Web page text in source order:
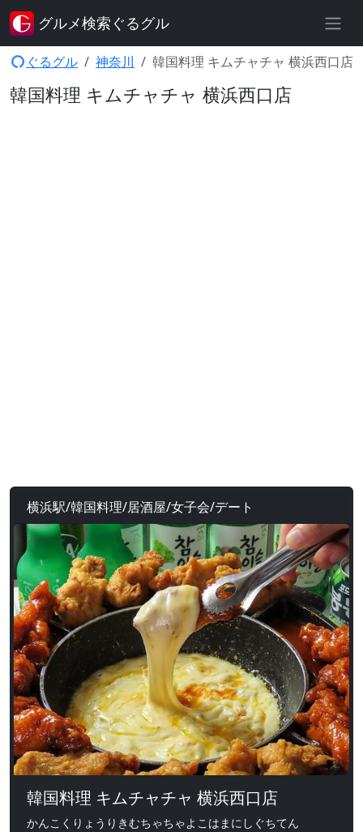
ぐるグル 神奈川 韓国料理 キムチャチャ 横浜西口店
韓国料理 キムチャチャ 横浜西口店
横浜駅/韓国料理/居酒屋/女子会/デート
韓国料理 キムチャチャ 横浜西口店
かんこくりょうりきむちゃちゃよこはまにしぐちてん
グルメ検索ぐるグル